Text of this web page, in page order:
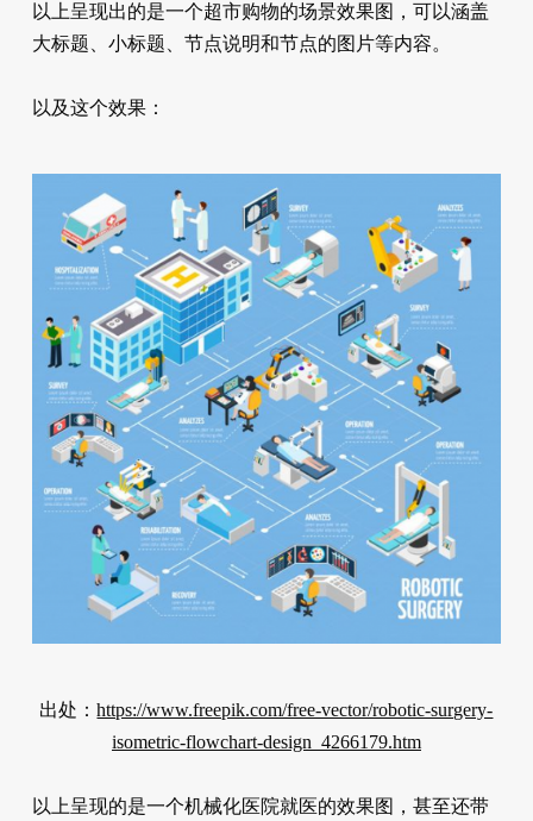
以上呈现出的是一个超市购物的场景效果图，可以涵盖
大标题、小标题、节点说明和节点的图片等内容。
以及这个效果：
出处：https://www.freepik.com/free-vector/robotic-surgery-
isometric-flowchart-design_4266179.htm
以上呈现的是一个机械化医院就医的效果图，甚至还带